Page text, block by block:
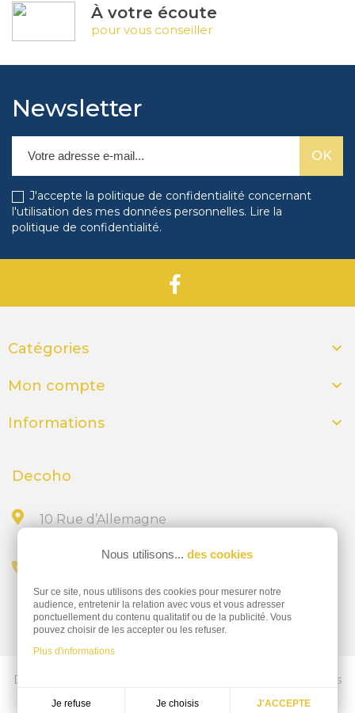
À votre écoute
pour vous conseiller
Newsletter
J'accepte la politique de confidentialité concernant
l'utilisation des mes données personnelles. Lire la
politique de confidentialité.
Catégories 
Mon compte 
Informations 
Decoho
10 Rue d’Allemagne
02 28 23 15 32
Nous utilisons... des cookies
Sur ce site, nous utilisons des cookies pour mesurer notre
audience, entretenir la relation avec vous et vous adresser
ponctuellement du contenu qualitatif ou de la publicité. Vous
pouvez choisir de les accepter ou les refuser.
Plus d'informations
Je refuse Je choisis J'ACCEPTE
Découvrez nos services d'impressions professionnelles